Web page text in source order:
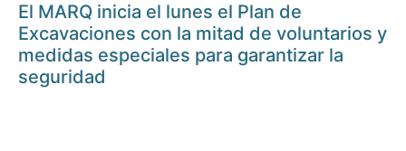
El MARQ inicia el lunes el Plan de
Excavaciones con la mitad de voluntarios y
medidas especiales para garantizar la
seguridad